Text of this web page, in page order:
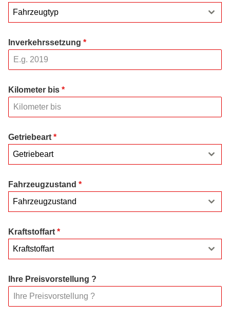
Fahrzeugtyp
Inverkehrssetzung *
Kilometer bis *
Getriebeart *
Getriebeart
Fahrzeugzustand *
Fahrzeugzustand
Kraftstoffart *
Kraftstoffart
Ihre Preisvorstellung ?